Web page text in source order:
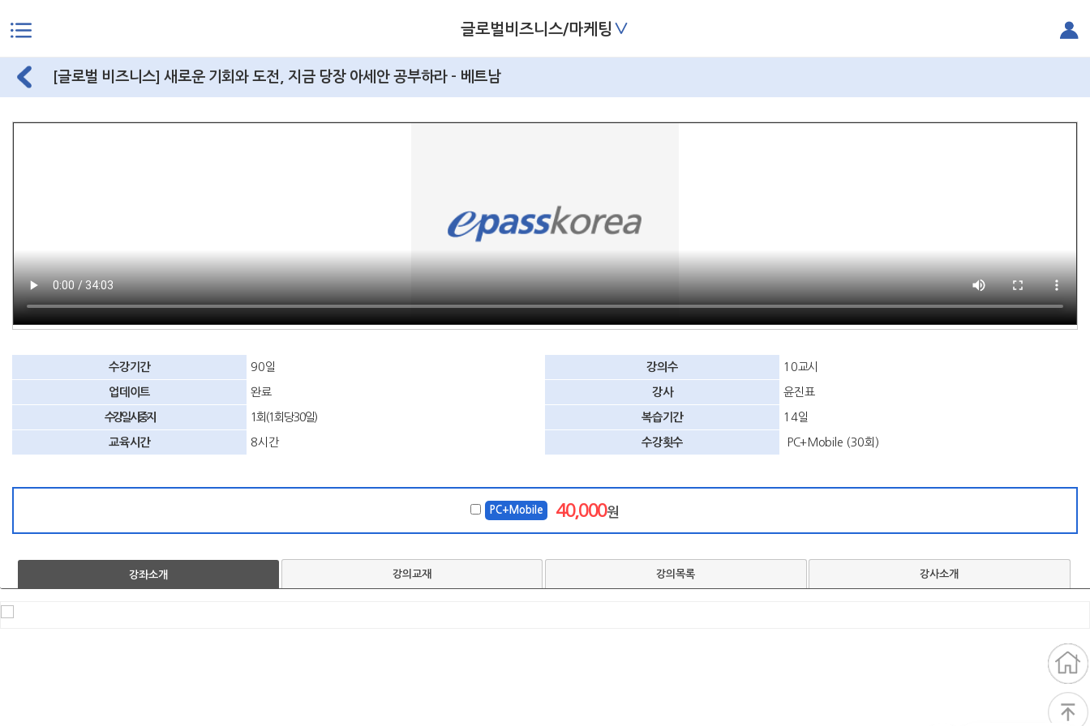
글로벌비즈니스/마케팅 ∨
[글로벌 비즈니스] 새로운 기회와 도전, 지금 당장 아세안 공부하라 - 베트남
수강기간 90일 강의수 10교시
업데이트 완료 강사 윤진표
수강일시중지 1회(1회당 30일) 복습기간 14일
교육시간 8시간 수강횟수 PC+Mobile (30회)
PC+Mobile 40,000원
강좌소개 강의교재 강의목록 강사소개